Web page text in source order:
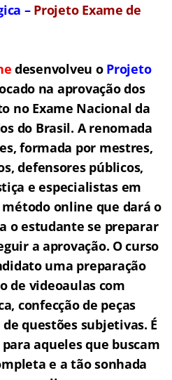
– Projeto Exame de
desenvolveu o Projeto
cado na aprovação dos
no Exame Nacional da
do Brasil. A renomada
formada por mestres,
defensores públicos,
e especialistas em
online que dará o
o estudante se preparar
a aprovação. O curso
uma preparação
de videoaulas com
confecção de peças
questões subjetivas. É
aqueles que buscam
e a tão sonhada